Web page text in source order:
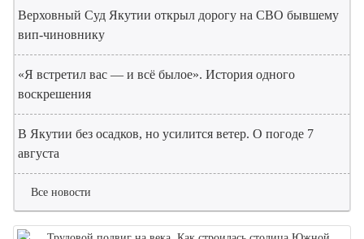
Верховный Суд Якутии открыл дорогу на СВО бывшему
вип-чиновнику
«Я встретил вас — и всё былое». История одного
воскрешения
В Якутии без осадков, но усилится ветер. О погоде 7
августа
Все новости